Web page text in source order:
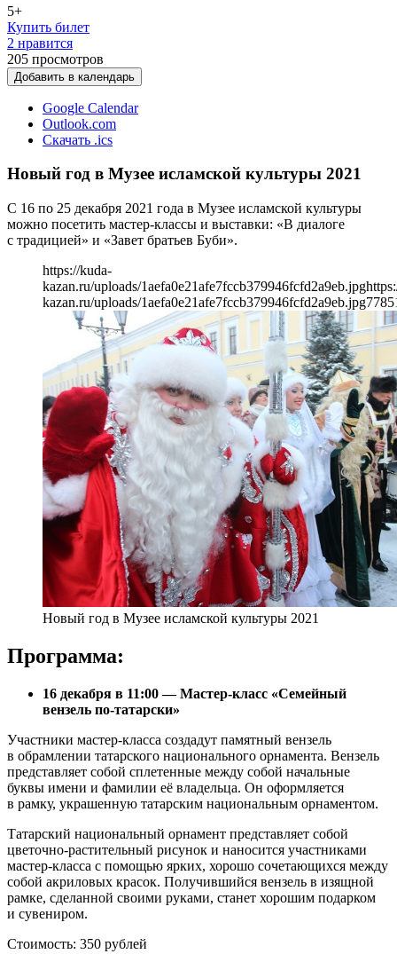
5+
Купить билет
2 нравится
205 просмотров
Добавить в календарь
Google Calendar
Outlook.com
Скачать .ics
Новый год в Музее исламской культуры 2021
С 16 по 25 декабря 2021 года в Музее исламской культуры
можно посетить мастер-классы и выставки: «В диалоге
с традицией» и «Завет братьев Буби».
https://kuda-
kazan.ru/uploads/1aefa0e21afe7fccb379946fcfd2a9eb.jpg
kazan.ru/uploads/1aefa0e21afe7fccb379946fcfd2a9eb.jpg778
Новый год в Музее исламской культуры 2021
Программа:
16 декабря в 11:00 — Мастер-класс «Семейный
вензель по-татарски»
Участники мастер-класса создадут памятный вензель
в обрамлении татарского национального орнамента. Вензель
представляет собой сплетенные между собой начальные
буквы имени и фамилии её владельца. Он оформляется
в рамку, украшенную татарским национальным орнаментом.
Татарский национальный орнамент представляет собой
цветочно-растительный рисунок и наносится участниками
мастер-класса с помощью ярких, хорошо сочетающихся между
собой акриловых красок. Получившийся вензель в изящной
рамке, сделанной своими руками, станет хорошим подарком
и сувениром.
Стоимость: 350 рублей